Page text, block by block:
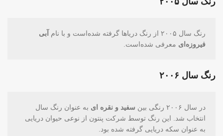
رنگ سال ۲۰۰۵ از رنگ دریاها گرفته شده‌است و با نام
آبی
فیروزه‌ای معرفی شده‌است.
رنگ سال ۲۰۰۶
در سال ۲۰۰۶ رنگی بین سفید و نقره ای به عنوان رنگ سال
انتخاب شد. این رنگ توسط شرکت پنتون از نوعی حیوان دریایی
به عنوان سکه دریایی گرفته شده بود.